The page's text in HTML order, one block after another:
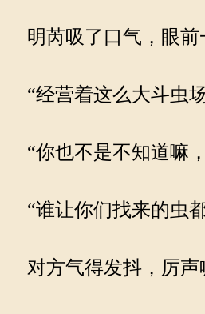
明芮吸了口气，眼前
“经营着这么大斗虫
“你也不是不知道嘛
“谁让你们找来的虫
对方气得发抖，厉声